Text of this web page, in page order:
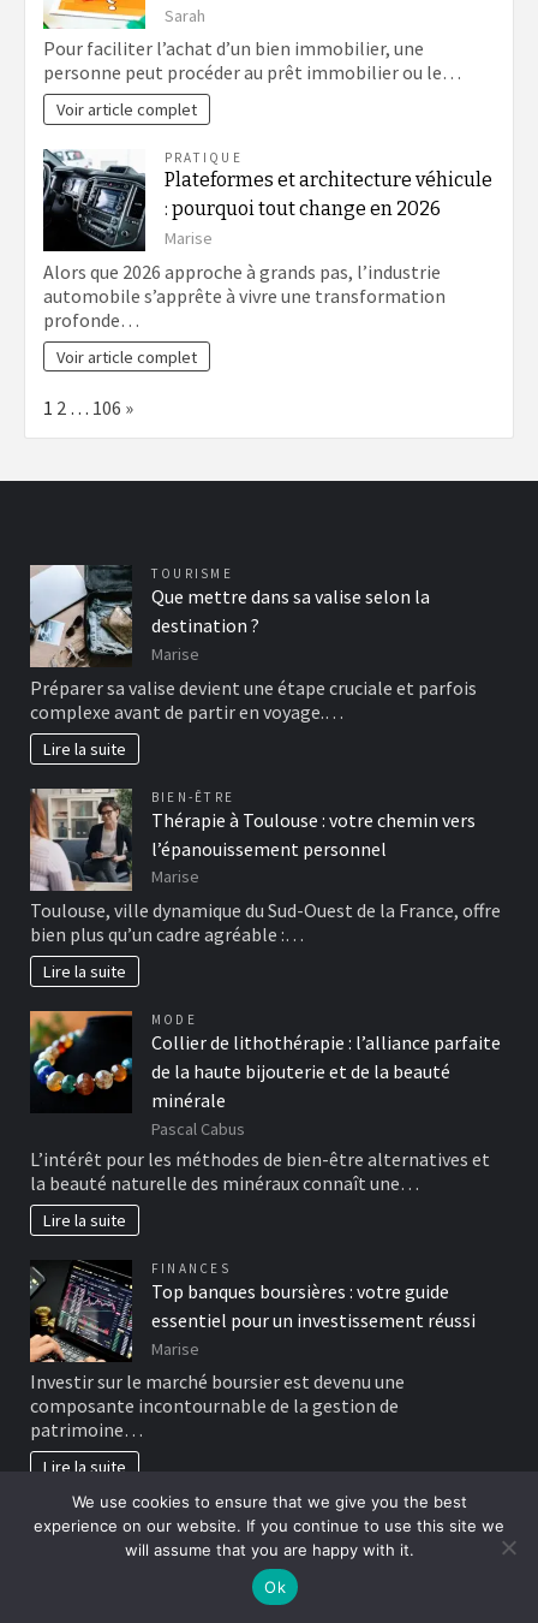
Sarah
Pour faciliter l’achat d’un bien immobilier, une
personne peut procéder au prêt immobilier ou le…
Voir article complet
PRATIQUE
Plateformes et architecture véhicule
: pourquoi tout change en 2026
Marise
Alors que 2026 approche à grands pas, l’industrie
automobile s’apprête à vivre une transformation
profonde…
Voir article complet
Page:
1 2 … 106 Next
»
TOURISME
Que mettre dans sa valise selon la
destination ?
Marise
Préparer sa valise devient une étape cruciale et parfois
complexe avant de partir en voyage.…
Lire la suite
BIEN-ÊTRE
Thérapie à Toulouse : votre chemin vers
l’épanouissement personnel
Marise
Toulouse, ville dynamique du Sud-Ouest de la France, offre
bien plus qu’un cadre agréable :…
Lire la suite
MODE
Collier de lithothérapie : l’alliance parfaite
de la haute bijouterie et de la beauté
minérale
Pascal Cabus
L’intérêt pour les méthodes de bien-être alternatives et
la beauté naturelle des minéraux connaît une…
Lire la suite
FINANCES
Top banques boursières : votre guide
essentiel pour un investissement réussi
Marise
Investir sur le marché boursier est devenu une
composante incontournable de la gestion de
patrimoine…
Lire la suite
Page:
12 … 158 Next
»
Etudier en intérim, des avantages à
We use cookies to ensure that we give you the best
experience on our website. If you continue to use this site we
will assume that you are happy with it.
Ok